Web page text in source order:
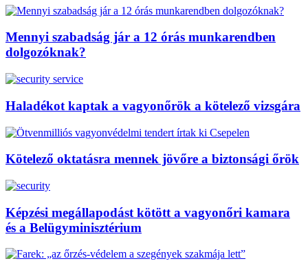
Mennyi szabadság jár a 12 órás munkarendben
dolgozóknak?
Haladékot kaptak a vagyonőrök a kötelező vizsgára
Kötelező oktatásra mennek jövőre a biztonsági őrök
Képzési megállapodást kötött a vagyonőri kamara
és a Belügyminisztérium